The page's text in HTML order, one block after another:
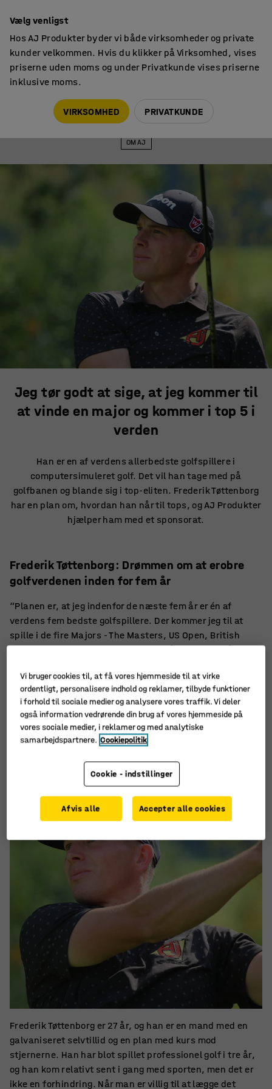
Jeg tør godt at sige, at jeg kommer til at vinde en major og
kommer i top 5 i verden
OM AJ
Jeg tør godt at sige, at jeg kommer til
at vinde en major og kommer i top 5 i
verden
Han er en af verdens allerbedste golfspillere i
computersimuleret golf. Det vil han tage med på
golfbanen og blande sig i top-eliten. Frederik Tøttenborg
har en plan om, hvordan han når til tops, og AJ Produkter
hjælper ham med et sponsorat.
Frederik Tøttenborg: Drømmen om at erobre
golfverdenen inden for fem år
“Planen er, at jeg indenfor de næste fem år er én af
verdens fem bedste golfspillere. Der kommer jeg til at
spille i de fire Majors - The Masters, US Open, British
Open og US PGA Championship - og så skal jeg også spille
Tøttenborg. Og han slår fast, at alt går efter planen.
“Jeg bliver hele tiden bedre og bedre, og hvis jeg bliver
ved med at nå mine delmål, så er jeg helt oppe i toppen af
verdens golfelite om fem år.”
Frederik Tøttenborg er 27 år, og han er en mand med en
galvaniseret selvtillid og en plan med kurs mod
stjernerne. Han har blot spillet professionel golf i tre år,
og han kom relativt sent i gang med sporten, men det er
ikke en forhindring. Når man er villig til at lægge det
Vælg venligst
Hos AJ Produkter byder vi både virksomheder og private
kunder velkommen. Hvis du klikker på Virksomhed, vises
priserne uden moms og under Privatkunde vises priserne
inklusive moms.
VIRKSOMHED PRIVATKUNDE
Vi bruger cookies til, at få vores hjemmeside til at virke
ordentligt, personalisere indhold og reklamer, tilbyde funktioner
i forhold til sociale medier og analysere vores traffik. Vi deler
også information vedrørende din brug af vores hjemmeside på
vores sociale medier, i reklamer og med analytiske
samarbejdspartnere. Cookiepolitik
Cookie - indstillinger
Afvis alle Accepter alle cookies